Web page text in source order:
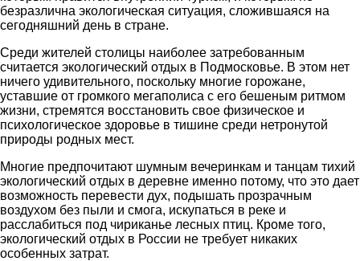
безразлична экологическая ситуация, сложившаяся на
сегодняшний день в стране.
Среди жителей столицы наиболее затребованным
считается экологический отдых в Подмосковье. В этом нет
ничего удивительного, поскольку многие горожане,
уставшие от громкого мегаполиса с его бешеным ритмом
жизни, стремятся восстановить свое физическое и
психологическое здоровье в тишине среди нетронутой
природы родных мест.
Многие предпочитают шумным вечеринкам и танцам тихий
экологический отдых в деревне именно потому, что это дает
возможность перевести дух, подышать прозрачным
воздухом без пыли и смога, искупаться в реке и
расслабиться под чириканье лесных птиц. Кроме того,
экологический отдых в России не требует никаких
особенных затрат.